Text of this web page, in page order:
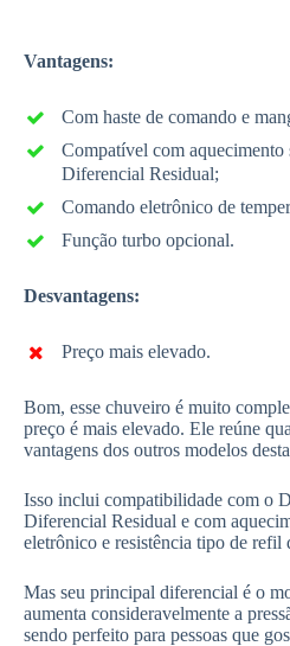
Vantagens:
Com haste de comando e
Compatível com
Diferencial Residual;
Comando eletrônico de
Função turbo opcional.
Desvantagens:
Preço mais elevado.
Bom, esse chuveiro é muito
preço é mais elevado. Ele reúne
vantagens dos outros modelos
Isso inclui compatibilidade com o
Diferencial Residual e com
eletrônico e resistência tipo de refil
Mas seu principal diferencial é o
aumenta consideravelmente a
sendo perfeito para pessoas que